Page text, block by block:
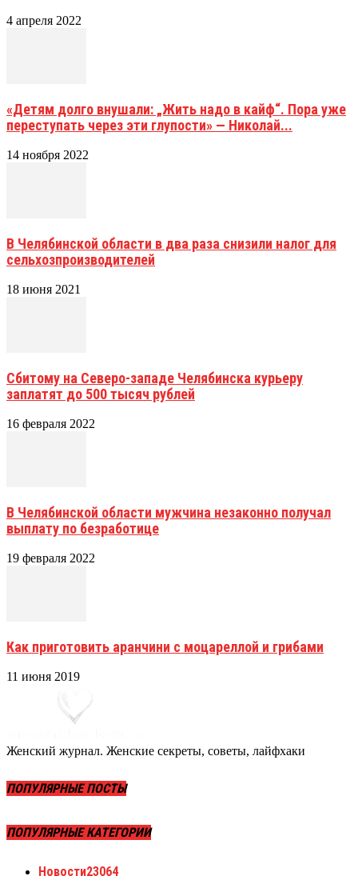
4 апреля 2022
«Детям долго внушали: „Жить надо в кайф“. Пора уже
переступать через эти глупости» — Николай...
14 ноября 2022
В Челябинской области в два раза снизили налог для
сельхозпроизводителей
18 июня 2021
Сбитому на Северо-западе Челябинска курьеру
заплатят до 500 тысяч рублей
16 февраля 2022
В Челябинской области мужчина незаконно получал
выплату по безработице
19 февраля 2022
Как приготовить аранчини с моцареллой и грибами
11 июня 2019
Женский журнал. Женские секреты, советы, лайфхаки
ПОПУЛЯРНЫЕ ПОСТЫ
ПОПУЛЯРНЫЕ КАТЕГОРИИ
Новости23064